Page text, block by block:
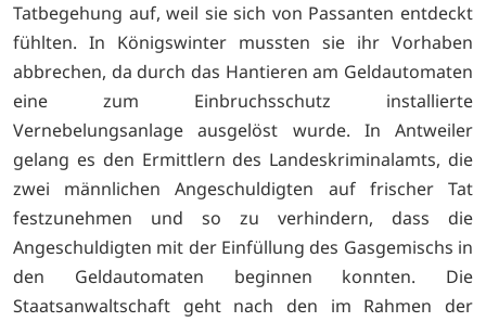
Tatbegehung auf, weil sie sich von Passanten entdeckt
fühlten. In Königswinter mussten sie ihr Vorhaben
abbrechen, da durch das Hantieren am Geldautomaten
eine zum Einbruchsschutz installierte
Vernebelungsanlage ausgelöst wurde. In Antweiler
gelang es den Ermittlern des Landeskriminalamts, die
zwei männlichen Angeschuldigten auf frischer Tat
festzunehmen und so zu verhindern, dass die
Angeschuldigten mit der Einfüllung des Gasgemischs in
den Geldautomaten beginnen konnten. Die
Staatsanwaltschaft geht nach den im Rahmen der